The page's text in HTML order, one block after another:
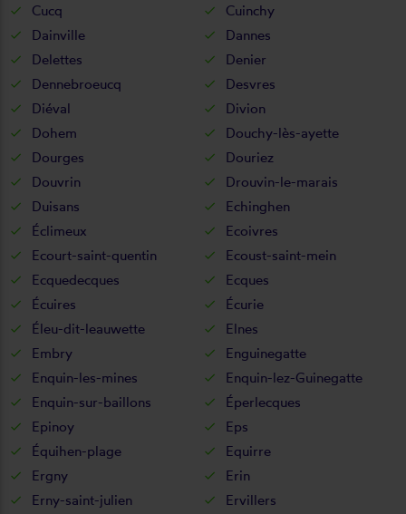
Cucq
Cuinchy
Dainville
Dannes
Delettes
Denier
Dennebroeucq
Desvres
Diéval
Divion
Dohem
Douchy-lès-ayette
Dourges
Douriez
Douvrin
Drouvin-le-marais
Duisans
Echinghen
Éclimeux
Ecoivres
Ecourt-saint-quentin
Ecoust-saint-mein
Ecquedecques
Ecques
Écuires
Écurie
Éleu-dit-leauwette
Elnes
Embry
Enguinegatte
Enquin-les-mines
Enquin-lez-Guinegatte
Enquin-sur-baillons
Éperlecques
Epinoy
Eps
Équihen-plage
Equirre
Ergny
Erin
Erny-saint-julien
Ervillers